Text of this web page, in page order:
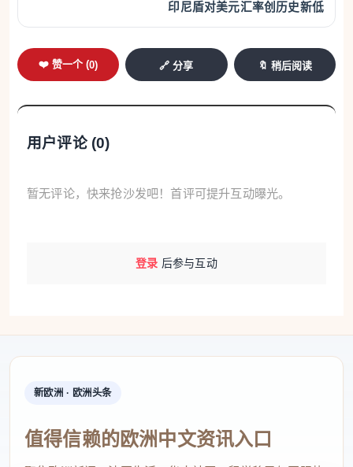
印尼盾对美元汇率创历史新低
❤️ 赞一个 (0) 🔗 分享 🔖 稍后阅读
用户评论 (0)
暂无评论，快来抢沙发吧！首评可提升互动曝光。
登录 后参与互动
新欧洲 · 欧洲头条
值得信赖的欧洲中文资讯入口